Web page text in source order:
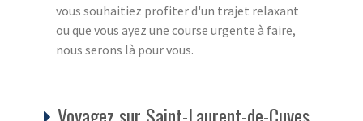
vous souhaitiez profiter d'un trajet relaxant
ou que vous ayez une course urgente à faire,
nous serons là pour vous.
Voyagez sur Saint-Laurent-de-Cuves